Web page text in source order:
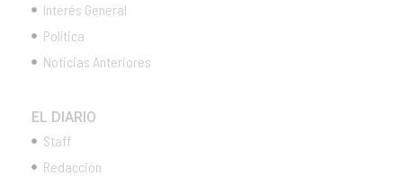
Interés General
Política
Noticias Anteriores
EL DIARIO
Staff
Redacción